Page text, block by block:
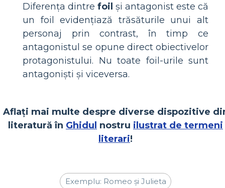
Diferența dintre foil și antagonist este că
un foil evidențiază trăsăturile unui alt
personaj prin contrast, în timp ce
antagonistul se opune direct obiectivelor
protagonistului. Nu toate foil-urile sunt
antagoniști și viceversa.
Aflați mai multe despre diverse dispozitive
literatură în Ghidul nostru ilustrat de termeni
literari!